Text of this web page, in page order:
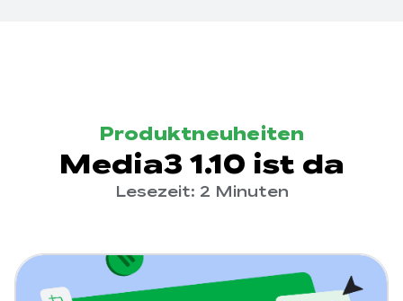
Produktneuheiten
Media3 1.10 ist da
Lesezeit: 2 Minuten